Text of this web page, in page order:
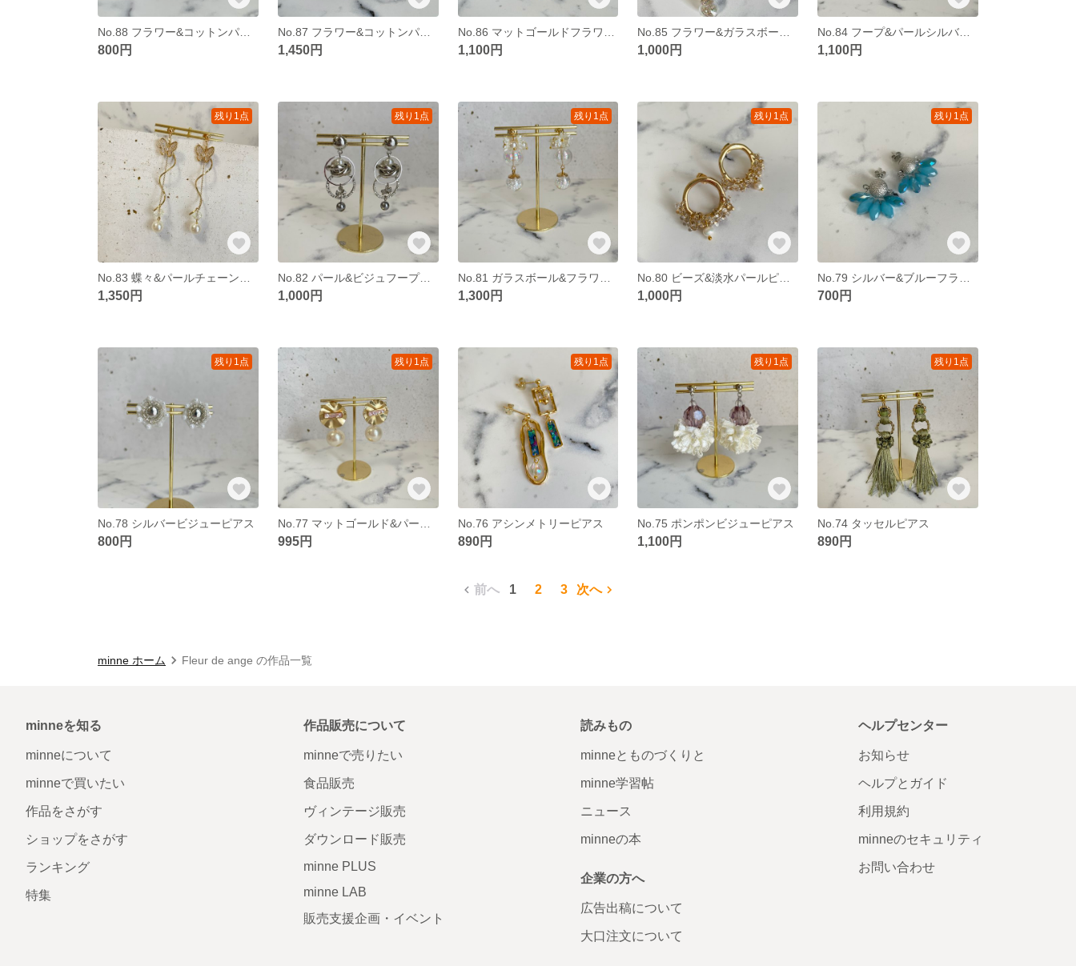
800円
No.87 フラワー&コットンパールチェーンピアス
1,450円 1,100円 1,000円
No.84 フープ&パールシルバーピアス
1,100円
残り1点
1,350円
残り1点
No.82 パール&ビジュフープシルバーピアス
1,000円
残り1点
1,300円
残り1点
1,000円
残り1点
700円
残り1点
No.78 シルバービジューピアス
800円
残り1点
995円
残り1点
No.76 アシンメトリーピアス
890円
残り1点
No.75 ポンポンビジューピアス
1,100円
残り1点
No.74 タッセルピアス
890円
前へ 1 2 3 次へ
minne ホーム Fleur de ange の作品一覧
minneを知る
minneについて
minneで買いたい
作品をさがす
ショップをさがす
ランキング
特集
作品販売について
minneで売りたい
食品販売
ヴィンテージ販売
ダウンロード販売
minne PLUS
minne LAB
販売支援企画・イベント
読みもの
minneとものづくりと
minne学習帖
ニュース
minneの本
企業の方へ
広告出稿について
大口注文について
ヘルプセンター
お知らせ
ヘルプとガイド
利用規約
minneのセキュリティ
お問い合わせ